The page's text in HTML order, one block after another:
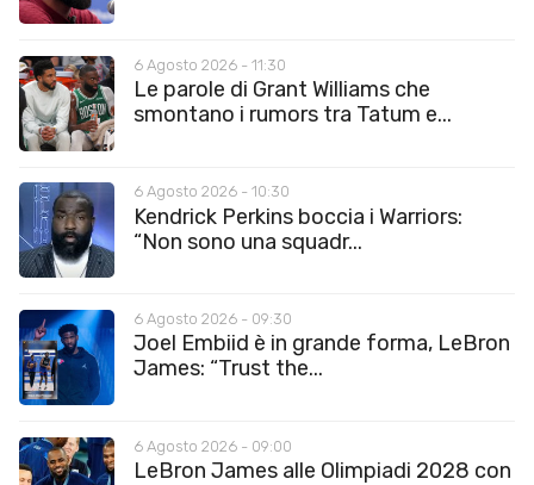
6 Agosto 2026 - 11:30
Le parole di Grant Williams che
smontano i rumors tra Tatum e...
6 Agosto 2026 - 10:30
Kendrick Perkins boccia i Warriors:
“Non sono una squadr...
6 Agosto 2026 - 09:30
Joel Embiid è in grande forma, LeBron
James: “Trust the...
6 Agosto 2026 - 09:00
LeBron James alle Olimpiadi 2028 con